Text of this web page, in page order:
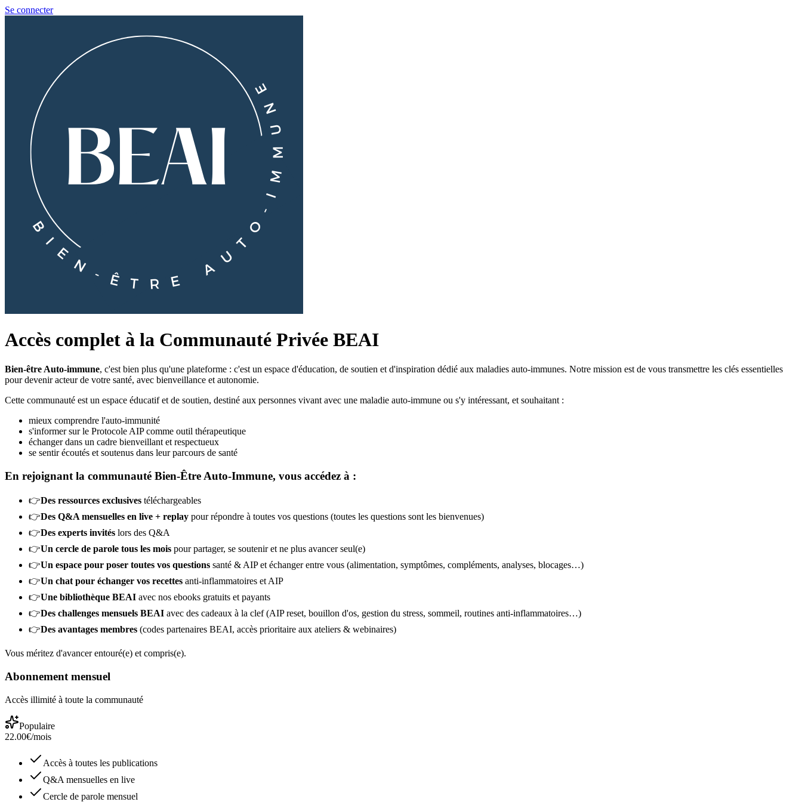
Se connecter
Accès complet à la Communauté Privée BEAI
Bien-être Auto-immune, c'est bien plus qu'une plateforme : c'est un espace d'éducation, de soutien et d'inspiration dédié aux maladies auto-immunes. Notre mission est de vous transmettre les clés essentielles
pour devenir acteur de votre santé, avec bienveillance et autonomie.
Cette communauté est un espace éducatif et de soutien, destiné aux personnes vivant avec une maladie auto-immune ou s'y intéressant, et souhaitant :
mieux comprendre l'auto-immunité
s'informer sur le Protocole AIP comme outil thérapeutique
échanger dans un cadre bienveillant et respectueux
se sentir écoutés et soutenus dans leur parcours de santé
En rejoignant la communauté Bien-Être Auto-Immune, vous accédez à :
👉Des ressources exclusives téléchargeables
👉Des Q&A mensuelles en live + replay pour répondre à toutes vos questions (toutes les questions sont les bienvenues)
👉Des experts invités lors des Q&A
👉Un cercle de parole tous les mois pour partager, se soutenir et ne plus avancer seul(e)
👉Un espace pour poser toutes vos questions santé & AIP et échanger entre vous (alimentation, symptômes, compléments, analyses, blocages…)
👉Un chat pour échanger vos recettes anti-inflammatoires et AIP
👉Une bibliothèque BEAI avec nos ebooks gratuits et payants
👉Des challenges mensuels BEAI avec des cadeaux à la clef (AIP reset, bouillon d'os, gestion du stress, sommeil, routines anti-inflammatoires…)
👉Des avantages membres (codes partenaires BEAI, accès prioritaire aux ateliers & webinaires)
Vous méritez d'avancer entouré(e) et compris(e).
Abonnement mensuel
Accès illimité à toute la communauté
Populaire
22.00€/mois
Accès à toutes les publications
Q&A mensuelles en live
Cercle de parole mensuel